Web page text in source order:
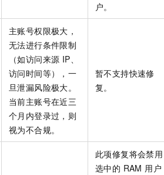
户。
主账号权限极大，
无法进行条件限制
（如访问来源 IP、
访问时间等），一
旦泄漏风险极大。
当前主账号在近三
个月内登录过，则
视为不合规。
暂不支持快速修
复。
此项修复将会禁用
选中的 RAM 用户